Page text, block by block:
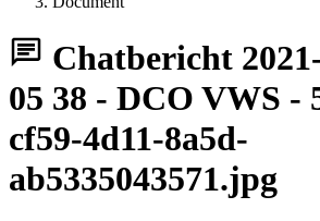
Chatbericht
05 38 - DCO VWS -
cf59-4d11-8a5d-
ab5335043571.jpg